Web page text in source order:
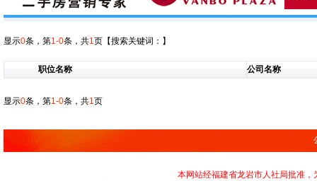
显示0条，第1-0条，共1页 【搜索关键词： 】
职位名称 公司名称
显示0条，第1-0条，共1页
本网站经福建省龙岩市人社局批准